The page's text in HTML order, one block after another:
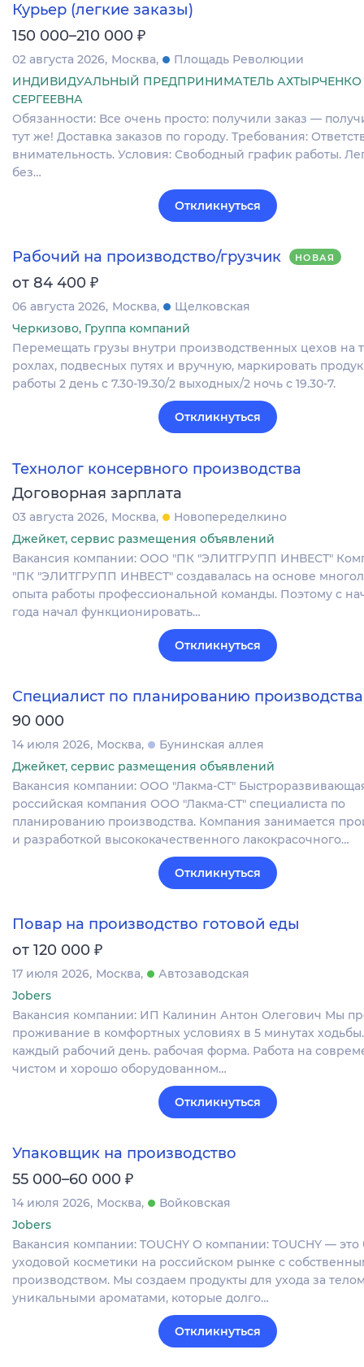
Курьер (легкие заказы)
150 000–210 000 ₽
02 августа 2026 Москва
Площадь Революции
ИНДИВИДУАЛЬНЫЙ ПРЕДПРИНИМАТЕЛЬ
СЕРГЕЕВНА
Обязанности: Все очень просто: получили заказ —
тут же! Доставка заказов по городу. Требования:
внимательность. Условия: Свободный график работы.
без…
Откликнуться
Рабочий на производство/грузчик НОВАЯ
от 84 400 ₽
06 августа 2026 Москва
Щелковская
Черкизово, Группа компаний
Перемещать грузы внутри производственных цехов на
рохлах, подвесных путях и вручную, маркировать
работы 2 день с 7.30-19.30/2 выходных/2 ночь с 19.30-7.
Откликнуться
Технолог консервного производства
Договорная зарплата
03 августа 2026 Москва
Новопеределкино
Джейкет, сервис размещения объявлений
Вакансия компании: ООО "ПК "ЭЛИТГРУПП ИНВЕСТ"
"ПК "ЭЛИТГРУПП ИНВЕСТ" создавалась на основе
опыта работы профессиональной команды. Поэтому с
года начал функционировать…
Откликнуться
Специалист по планированию производства
90 000
14 июля 2026 Москва
Бунинская аллея
Джейкет, сервис размещения объявлений
Вакансия компании: ООО "Лакма-СТ"
российская компания ООО "Лакма-СТ" специалиста по
планированию производства. Компания занимается
и разработкой высококачественного лакокрасочного…
Откликнуться
Повар на производство готовой еды
от 120 000 ₽
17 июля 2026 Москва
Автозаводская
Jobers
Вакансия компании: ИП Калинин Антон Олегович Мы
проживание в комфортных условиях в 5 минутах
каждый рабочий день. рабочая форма. Работа на
чистом и хорошо оборудованном…
Откликнуться
Упаковщик на производство
55 000–60 000 ₽
14 июля 2026 Москва
Войковская
Jobers
Вакансия компании: TOUCHY О компании: TOUCHY —
уходовой косметики на российском рынке с
производством. Мы создаем продукты для ухода за
уникальными ароматами, которые долго…
Откликнуться